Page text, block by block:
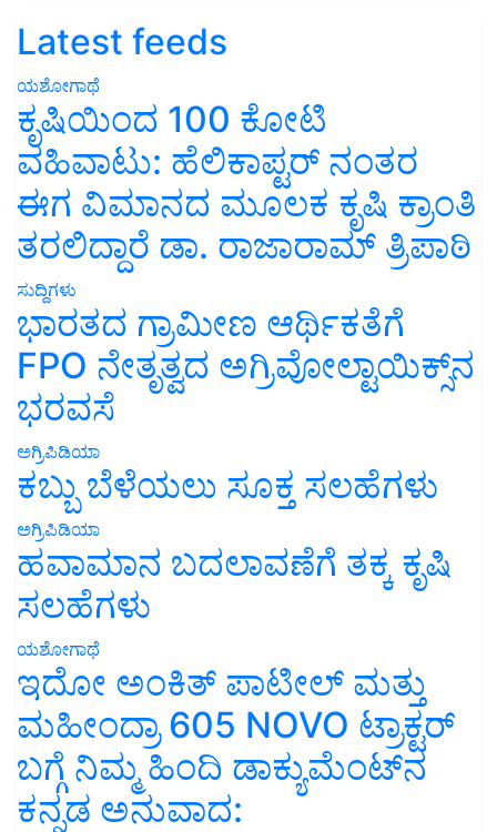
Latest feeds
ಯಶೋಗಾಥೆ
ಕೃಷಿಯಿಂದ 100 ಕೋಟಿ
ವಹಿವಾಟು: ಹೆಲಿಕಾಪ್ಟರ್ ನಂತರ
ಈಗ ವಿಮಾನದ ಮೂಲಕ ಕೃಷಿ ಕ್ರಾಂತಿ
ತರಲಿದ್ದಾರೆ ಡಾ. ರಾಜಾರಾಮ್ ತ್ರಿಪಾಠಿ
ಸುದ್ದಿಗಳು
ಭಾರತದ ಗ್ರಾಮೀಣ ಆರ್ಥಿಕತೆಗೆ
FPO ನೇತೃತ್ವದ ಅಗ್ರಿವೋಲ್ಟಾಯಿಕ್ಸ್‌ನ
ಭರವಸೆ
ಅಗ್ರಿಪಿಡಿಯಾ
ಕಬ್ಬು ಬೆಳೆಯಲು ಸೂಕ್ತ ಸಲಹೆಗಳು
ಅಗ್ರಿಪಿಡಿಯಾ
ಹವಾಮಾನ ಬದಲಾವಣೆಗೆ ತಕ್ಕ ಕೃಷಿ
ಸಲಹೆಗಳು
ಯಶೋಗಾಥೆ
ಇದೋ ಅಂಕಿತ್ ಪಾಟೀಲ್ ಮತ್ತು
ಮಹೀಂದ್ರಾ 605 NOVO ಟ್ರಾಕ್ಟರ್
ಬಗ್ಗೆ ನಿಮ್ಮ ಹಿಂದಿ ಡಾಕ್ಯುಮೆಂಟ್‌ನ
ಕನ್ನಡ ಅನುವಾದ: